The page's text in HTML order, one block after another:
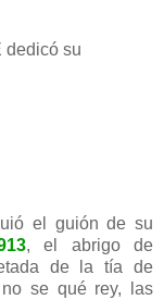
dedicó su
el guión de su
, el abrigo de
de la tía de
se qué rey, las